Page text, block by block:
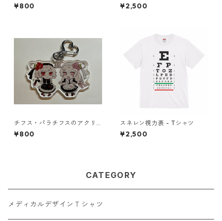
¥800 ¥2,500
チフス・パラチフスのアクリ
ルキーホルダー
¥800
スネレン視力表 - Tシャツ
¥2,500
CATEGORY
メディカルデザインＴシャツ